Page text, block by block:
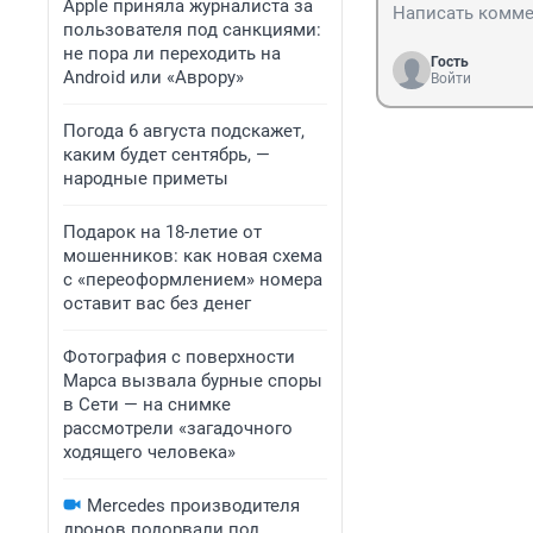
Apple приняла журналиста за
пользователя под санкциями:
не пора ли переходить на
Android или «Аврору»
Погода 6 августа подскажет,
каким будет сентябрь, —
народные приметы
Подарок на 18-летие от
мошенников: как новая схема
с «переоформлением» номера
оставит вас без денег
Фотография с поверхности
Марса вызвала бурные споры
в Сети — на снимке
рассмотрели «загадочного
ходящего человека»
Mercedes производителя
Гость
Войти